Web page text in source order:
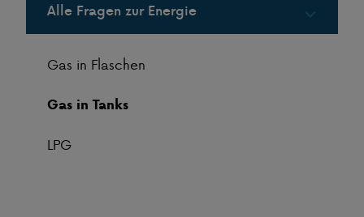
Alle Fragen zur Energie
Gas in Flaschen
Gas in Tanks
LPG